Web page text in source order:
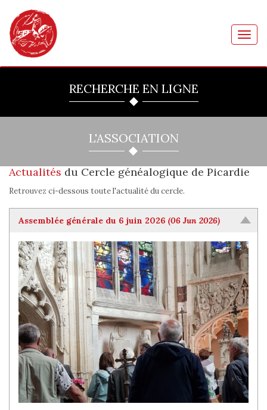
RECHERCHE EN LIGNE
L'ASSOCIATION
Actualités du Cercle généalogique de Picardie
Retrouvez ci-dessous toute l'actualité du cercle.
Assemblée générale du 6 juin 2026 (06 Jun 2026)